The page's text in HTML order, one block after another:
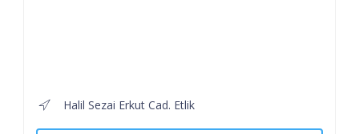
Halil Sezai Erkut Cad. Etlik